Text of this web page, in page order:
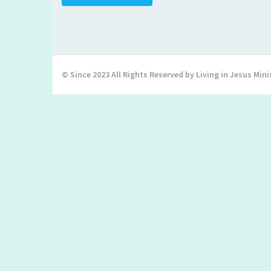
© Since 2023 All Rights Reserved by Living in Jesus